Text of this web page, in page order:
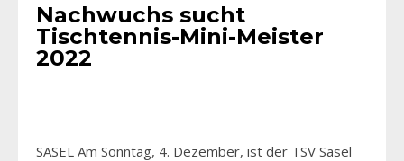
Nachwuchs sucht
Tischtennis-Mini-Meister
2022
SASEL Am Sonntag, 4. Dezember, ist der TSV Sasel